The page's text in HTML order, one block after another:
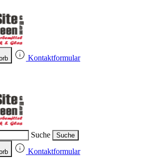
Kontaktformular
Suche Suche
Kontaktformular